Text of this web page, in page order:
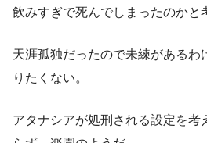
飲みすぎで死んでしまったのかと
天涯孤独だったので未練があるわ
りたくない。
アタナシアが処刑される設定を考